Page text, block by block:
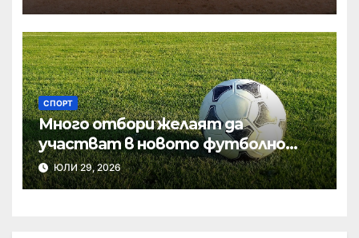
СПОРТ
Много отбори желаят да
участват в новото футболно
първенство в Шумен
ЮЛИ 29, 2026